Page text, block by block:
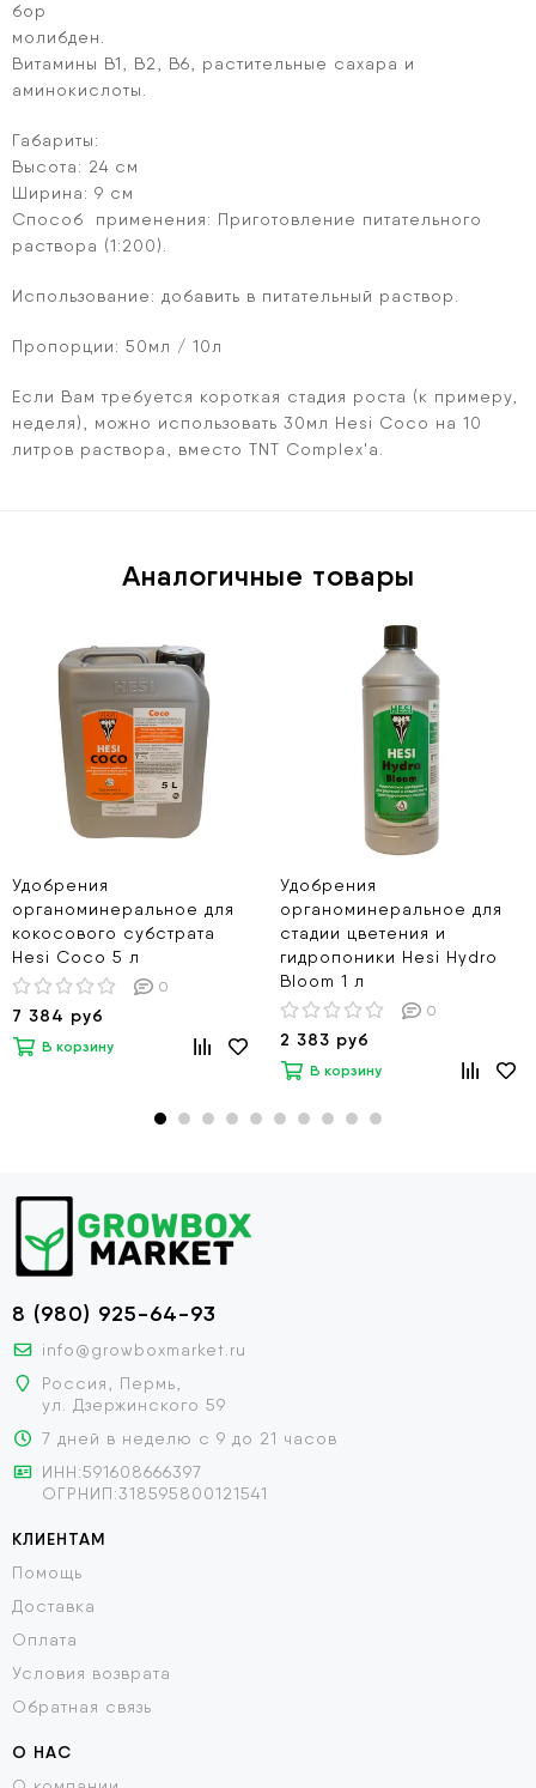
бор
молибден.
Витамины B1, B2, B6, растительные сахара и
аминокислоты.
Габариты:
Высота: 24 см
Ширина: 9 см
Способ применения: Приготовление питательного
раствора (1:200).
Использование: добавить в питательный раствор.
Пропорции: 50мл / 10л
Если Вам требуется короткая стадия роста (к примеру,
неделя), можно использовать 30мл Hesi Coco на 10
литров раствора, вместо TNT Complex'а.
Аналогичные товары
Удобрения
органоминеральное для
кокосового субстрата
Hesi Coco 5 л
0
7 384 руб
В корзину
Удобрения
органоминеральное для
стадии цветения и
гидропоники Hesi Hydro
Bloom 1 л
0
2 383 руб
В корзину
8 (980) 925-64-93
info@growboxmarket.ru
Россия, Пермь,
ул. Дзержинского 59
7 дней в неделю с 9 до 21 часов
ИНН:591608666397
ОГРНИП:318595800121541
КЛИЕНТАМ
Помощь
Доставка
Оплата
Условия возврата
Обратная связь
О НАС